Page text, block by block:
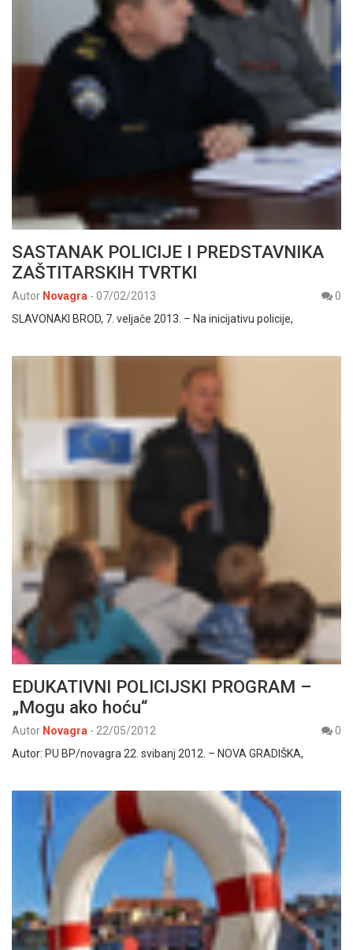
SASTANAK POLICIJE I PREDSTAVNIKA
ZAŠTITARSKIH TVRTKI
Autor Novagra - 07/02/2013
0
SLAVONAKI BROD, 7. veljače 2013. – Na inicijativu policije,
EDUKATIVNI POLICIJSKI PROGRAM –
„Mogu ako hoću“
Autor Novagra - 22/05/2012
0
Autor: PU BP/novagra 22. svibanj 2012. – NOVA GRADIŠKA,